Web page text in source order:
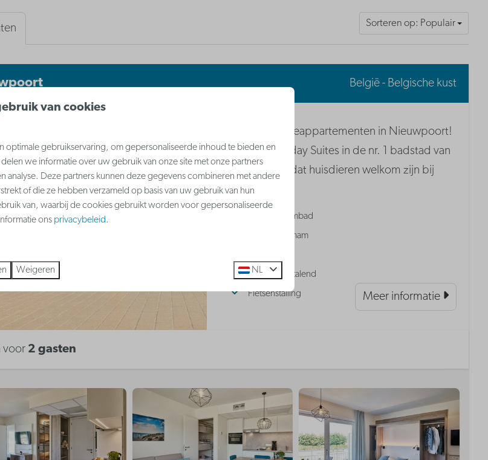
Sorteren op: Populair
België - Belgische kust
Nieuwe vakantieappartementen in Nieuwpoort!
Verblijf bij Holiday Suites in de nr. 1 badstad van
België. Wist je dat huisdieren welkom zijn bij
ons?
Binnenzwembad
Sauna & hamam
Parking | Betalend
Fietsenstalling
Meer informatie
voor 2 gasten
van cookies
optimale gebruikservaring, om gepersonaliseerde inhoud te bieden en
we informatie over uw gebruik van onze site met onze partners
analyse. Deze partners kunnen deze gegevens combineren met andere
of die ze hebben verzameld op basis van uw gebruik van hun
van, waarbij de cookies gebruikt worden voor gepersonaliseerde
ons privacybeleid.
Weigeren NL